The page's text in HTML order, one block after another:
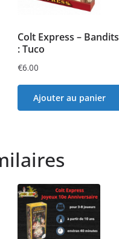
Colt Express – Bandits
: Tuco
€6.00
Ajouter au panier